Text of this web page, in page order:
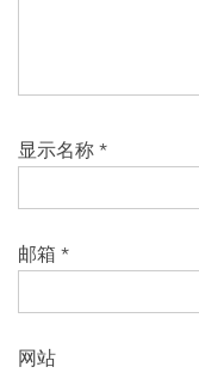
显示名称 *
邮箱 *
网站